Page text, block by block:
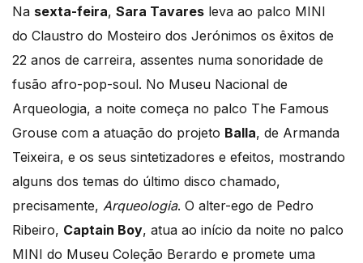
Na sexta-feira, Sara Tavares leva ao palco MINI
do Claustro do Mosteiro dos Jerónimos os êxitos de
22 anos de carreira, assentes numa sonoridade de
fusão afro-pop-soul. No Museu Nacional de
Arqueologia, a noite começa no palco The Famous
Grouse com a atuação do projeto Balla, de Armanda
Teixeira, e os seus sintetizadores e efeitos, mostrando
alguns dos temas do último disco chamado,
precisamente, Arqueologia. O alter-ego de Pedro
Ribeiro, Captain Boy, atua ao início da noite no palco
MINI do Museu Coleção Berardo e promete uma